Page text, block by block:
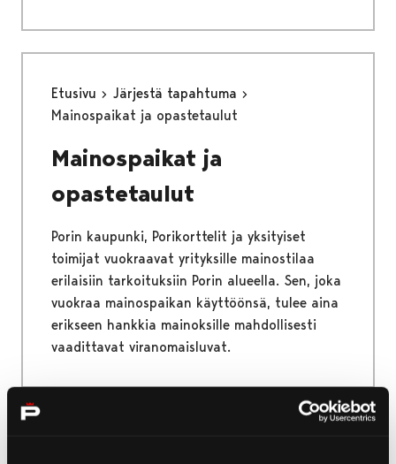
Etusivu
Järjestä tapahtuma
Mainospaikat ja opastetaulut
Mainospaikat ja
opastetaulut
Porin kaupunki, Porikorttelit ja yksityiset
toimijat vuokraavat yrityksille mainostilaa
erilaisiin tarkoituksiin Porin alueella. Sen, joka
vuokraa mainospaikan käyttöönsä, tulee aina
erikseen hankkia mainoksille mahdollisesti
vaadittavat viranomaisluvat.